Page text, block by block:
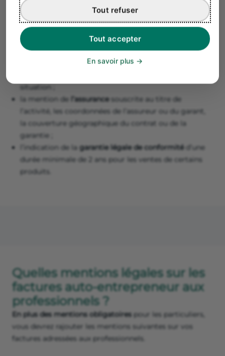
Tout accepter
Tout refuser
En savoir plus
de services et 91 900 € pour l’achat vente de
marchandises).
7. Les autres mentions obligatoires
situation ;
la mention de
l’assurancesouscrite au titre de
l’activité, les coordonnées de l’assureur ou du garant,
la couverture géographique du contrat ou de la
garantie ;
l’indication de la garantie légale de conformitéd’une
durée minimale de 2 ans pour les ventes de certains
produits.
Quelles mentions légales sur les
factures auto-entrepreneur aux
professionnels ?
En plus des mentions obligatoires pour les particuliers,
vous devrez rajouter les mentions suivantes sur vos
factures adressées aux professionnels.